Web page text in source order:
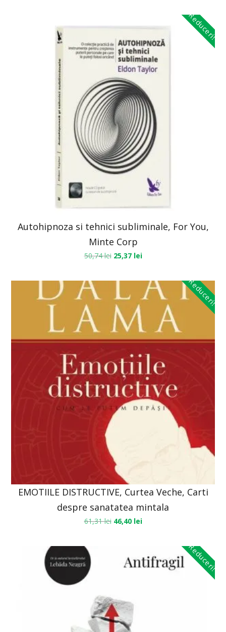
Reduceri!
Autohipnoza si tehnici subliminale, For You,
Minte Corp
50,74lei 25,37 lei
Reduceri!
EMOTIILE DISTRUCTIVE, Curtea Veche, Carti
despre sanatatea mintala
61,31lei 46,40 lei
Reduceri!